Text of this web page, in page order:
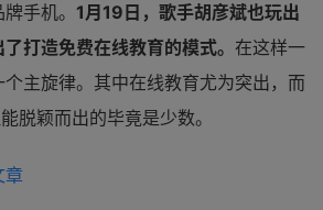
手机。 1月19日，歌手胡彦斌也玩出
打造免费在线教育的模式。 在这样一
主旋律。其中在线教育尤为突出，而
脱颖而出的毕竟是少数。
章